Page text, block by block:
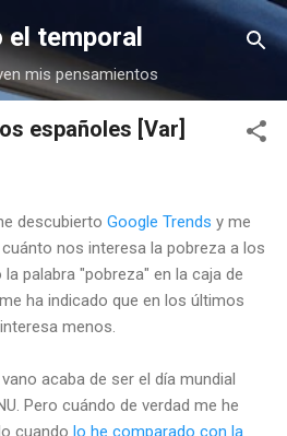
principal
el temporal
mis pensamientos
españoles [Var]
descubierto Google Trends y me
nos interesa la pobreza a los
palabra "pobreza" en la caja de
me ha indicado que en los últimos
menos.
acaba de ser el día mundial
Pero cuándo de verdad me he
cuando lo he comparado con la